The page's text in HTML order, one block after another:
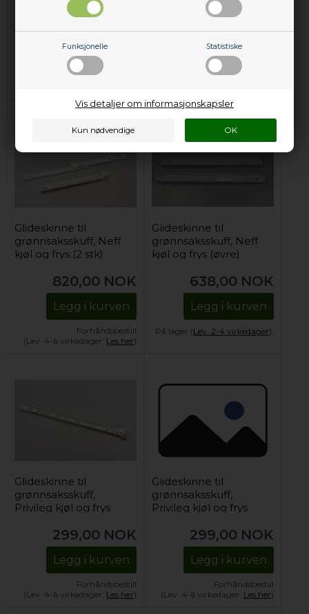
Funksjonelle Statistiske
Vis detaljer om informasjonskapsler
299,00 NOK
Legg i kurven
Forhåndsbestill
299,00 NOK
Legg i kurven
Forhåndsbestill
Glideskinne til
grønnsaksskuff, Neff
kjøl og frys (2 stk)
820,00 NOK
Legg i kurven
Forhåndsbestill
(Lev. 4-6 virkedager. Les her)
Glideskinne til
grønnsaksskuff, Neff
kjøl og frys (øvre)
638,00 NOK
Legg i kurven
På lager (Lev. 2-4 virkedager).
Glideskinne til
grønnsaksskuff,
Privileg kjøl og frys
299,00 NOK
Legg i kurven
Forhåndsbestill
(Lev. 4-6 virkedager. Les her)
Glideskinne til
grønnsaksskuff,
Privileg kjøl og frys
299,00 NOK
Legg i kurven
Forhåndsbestill
(Lev. 4-6 virkedager. Les her)